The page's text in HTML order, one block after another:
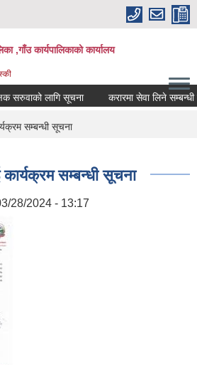
,गाँउ कार्यपालिकाको कार्यालय
सरुवाको लागि सूचना करारमा सेवा लिने सम्बन्धी
सम्बन्धी सूचना
सम्बन्धी सूचना
28/2024 - 13:17